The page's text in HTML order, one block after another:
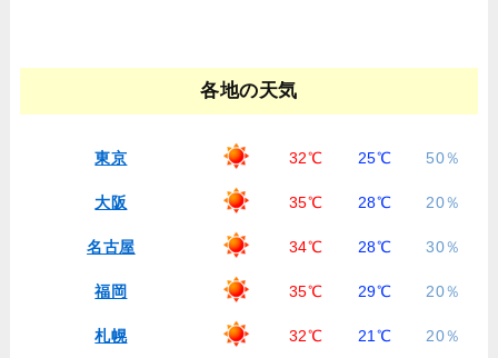
各地の天気
東京 32℃ 25℃ 50％
大阪 35℃ 28℃ 20％
名古屋 34℃ 28℃ 30％
福岡 35℃ 29℃ 20％
札幌 32℃ 21℃ 20％